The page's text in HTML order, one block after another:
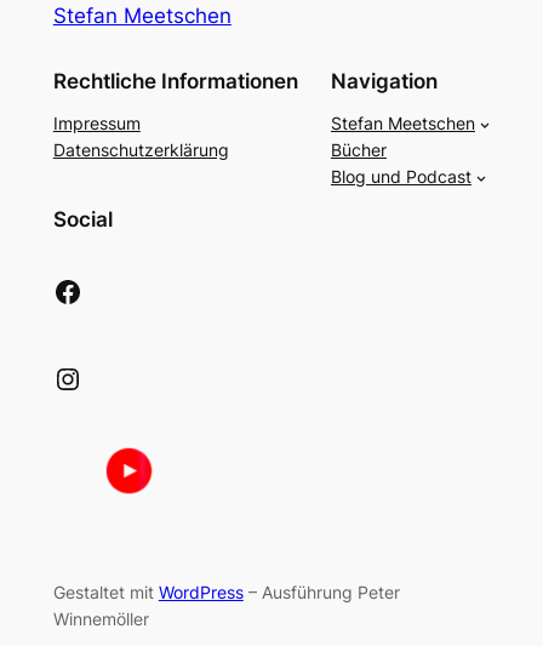
Stefan Meetschen
Rechtliche Informationen
Impressum
Datenschutzerklärung
Navigation
Stefan Meetschen
Bücher
Blog und Podcast
Social
Facebook
Instagram
Gestaltet mit WordPress– Ausführung Peter
Winnemöller